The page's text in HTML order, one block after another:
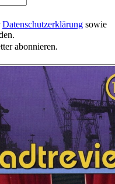
Datenschutzerklärung sowie
abonnieren.